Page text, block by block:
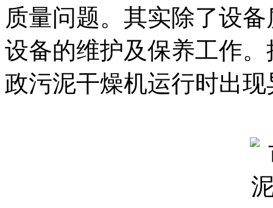
质量问题。其实除了设
设备的维护及保养工作
政污泥干燥机运行时出